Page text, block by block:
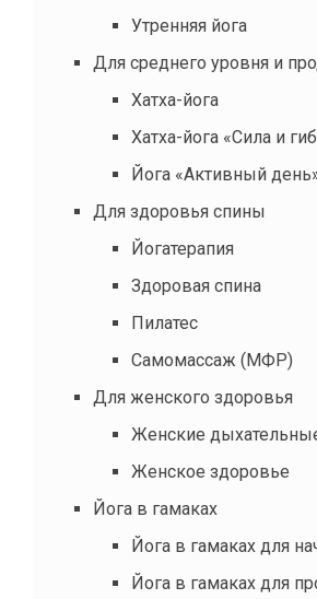
Утренняя йога
Для среднего уровня и
Хатха-йога
Хатха-йога «Сила и
Йога «Активный
Для здоровья спины
Йогатерапия
Здоровая спина
Пилатес
Самомассаж (МФР)
Для женского здоровья
Женские
Женское здоровье
Йога в гамаках
Йога в гамаках для
Йога в гамаках для